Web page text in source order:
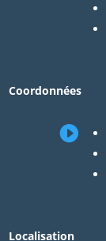
Coordonnées

Localisation